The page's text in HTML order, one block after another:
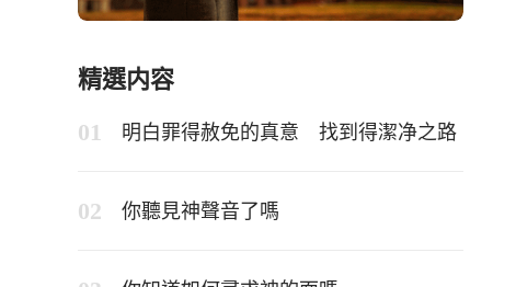
精選内容
明白罪得赦免的真意 找到得潔净之路
你聽見神聲音了嗎